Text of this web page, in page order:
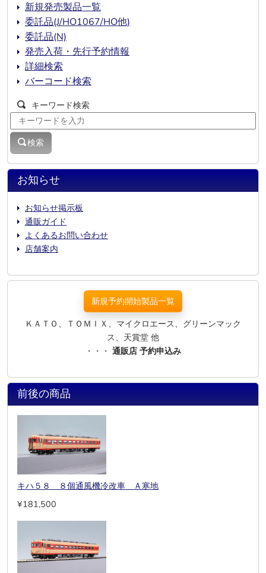
お知らせ
お知らせ掲示板
通販ガイド
よくあるお問い合わせ
店舗案内
新規発売製品一覧
委託品(J/HO1067/HO他)
委託品(N)
発売入荷・先行予約情報
詳細検索
バーコード検索
キーワード検索
検索
新規予約開始製品一覧
ＫＡＴＯ、ＴＯＭＩＸ、マイクロエース、グリーンマック
ス、天賞堂 他
・・・ 通販店 予約申込み
前後の商品
キハ５８ ８個通風機冷改車 Ａ寒地
¥181,500